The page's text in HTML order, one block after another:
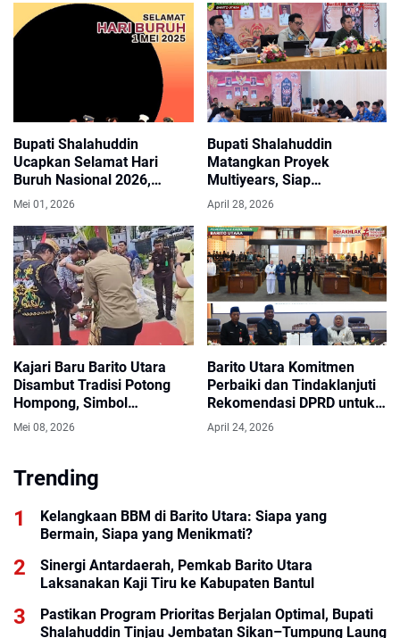
Nyata Membangun Daerah
Melalui Pelayanan Publik.
Bupati Shalahuddin
Ucapkan Selamat Hari
Buruh Nasional 2026,
Apresiasi Peran Pekerja
Daerah
Mei 01, 2026
Bupati Shalahuddin
Matangkan Proyek
Multiyears, Siap
Dipaparkan ke DPRD Barito
April 28, 2026
Kajari Baru Barito Utara
Disambut Tradisi Potong
Hompong, Simbol
Kehormatan dan Harapan
Mei 08, 2026
Barito Utara Komitmen
Perbaiki dan Tindaklanjuti
Rekomendasi DPRD untuk
Pembangunan Lebih Baik
April 24, 2026
Trending
Kelangkaan BBM di Barito Utara: Siapa yang
Bermain, Siapa yang Menikmati?
Sinergi Antardaerah, Pemkab Barito Utara
Laksanakan Kaji Tiru ke Kabupaten Bantul
Pastikan Program Prioritas Berjalan Optimal, Bupati
Shalahuddin Tinjau Jembatan Sikan–Tumpung Laung